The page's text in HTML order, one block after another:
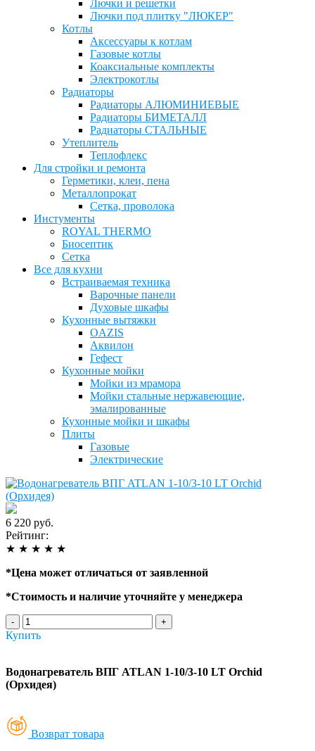
Лючки и решетки
Лючки под плитку "ЛЮКЕР"
Котлы
Аксессуары к котлам
Газовые котлы
Коаксиальные комплекты
Электрокотлы
Радиаторы
Радиаторы АЛЮМИНИЕВЫЕ
Радиаторы БИМЕТАЛЛ
Радиаторы СТАЛЬНЫЕ
Утеплитель
Теплофлекс
Для стройки и ремонта
Герметики, клеи, пена
Металлопрокат
Сетка, проволока
Инстументы
ROYAL THERMO
Биосептик
Сетка
Все для кухни
Встраиваемая техника
Варочные панели
Духовые шкафы
Кухонные вытяжки
OAZIS
Аквилон
Гефест
Кухонные мойки
Мойки из мрамора
Мойки стальные нержавеющие,
эмалированные
Кухонные мойки и шкафы
Плиты
Газовые
Электрические
6 220 руб.
Рейтинг:
★ ★ ★ ★ ★
*Цена может отличаться от заявленной
*Стоимость и наличие уточняйте у менеджера
- +
Купить
Водонагреватель ВПГ ATLAN 1-10/3-10 LT Orchid
(Орхидея)
Возврат товара